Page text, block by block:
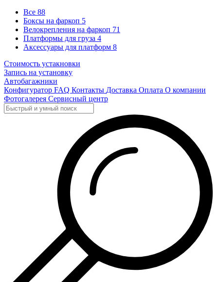
Все 88
Боксы на фаркоп 5
Велокрепления на фаркоп 71
Платформы для груза 4
Аксессуары для платформ 8
Стоимость устакновки
Запись на установку
Автобагажники
Конфигуратор FAQ Контакты Доставка Оплата О компании
Фотогалерея Сервисный центр